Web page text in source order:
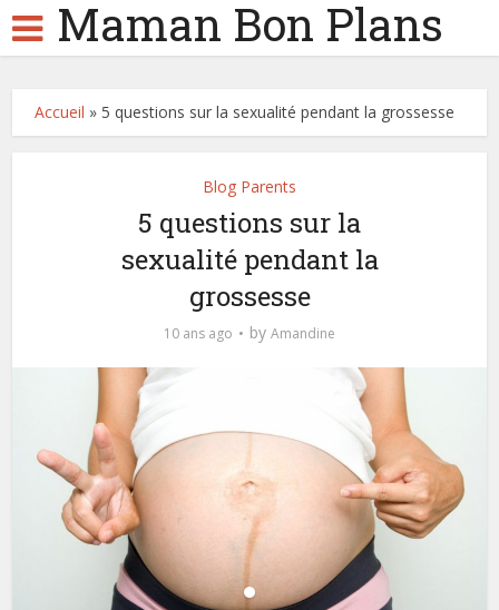
Maman Bon Plans
Accueil » 5 questions sur la sexualité pendant la grossesse
Blog Parents
5 questions sur la
sexualité pendant la
grossesse
10 ans ago by Amandine